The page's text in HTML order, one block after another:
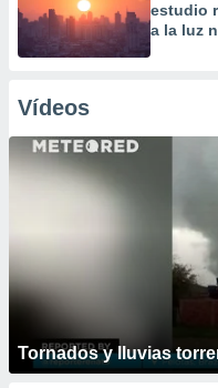
estudio
a la luz
Vídeos
Tornados y lluvias